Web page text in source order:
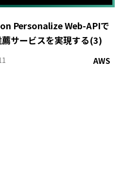
Personalize Web-APIで
サービスを実現する(3)
AWS